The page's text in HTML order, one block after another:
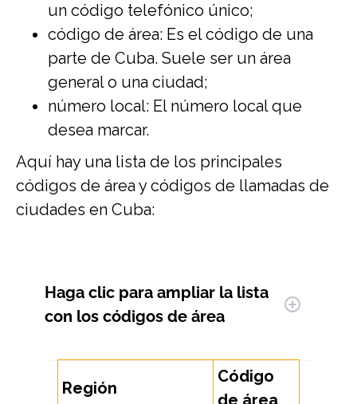
un código telefónico único;
código de área: Es el código de una
parte de Cuba. Suele ser un área
general o una ciudad;
número local: El número local que
desea marcar.
Aquí hay una lista de los principales
códigos de área y códigos de llamadas de
ciudades en Cuba:
Haga clic para ampliar la lista
con los códigos de área
Región
Código
de área